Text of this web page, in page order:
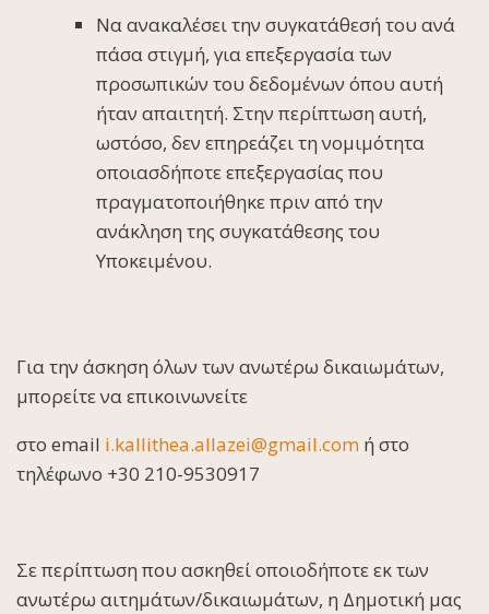
Να ανακαλέσει την συγκατάθεσή του ανά
πάσα στιγμή, για επεξεργασία των
προσωπικών του δεδομένων όπου αυτή
ήταν απαιτητή. Στην περίπτωση αυτή,
ωστόσο, δεν επηρεάζει τη νομιμότητα
οποιασδήποτε επεξεργασίας που
πραγματοποιήθηκε πριν από την
ανάκληση της συγκατάθεσης του
Υποκειμένου.
Για την άσκηση όλων των ανωτέρω δικαιωμάτων,
μπορείτε να επικοινωνείτε
στο email i.kallithea.allazei@gmail.com ή στο
τηλέφωνο +30 210-9530917
Σε περίπτωση που ασκηθεί οποιοδήποτε εκ των
ανωτέρω αιτημάτων/δικαιωμάτων, η Δημοτική μας